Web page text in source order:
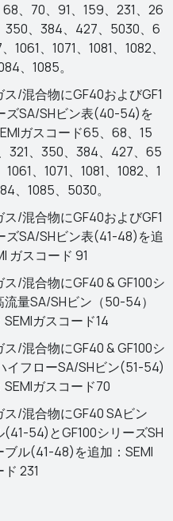
、70、91、159、231、26
350、384、427、5030、6
1061、1071、1081、1082、
、1085。
ス/混合物にGF40およびGF1
ズSA/SHビン表(40-54)を
ガスコード65、68、15
321、350、384、427、65
、1071、1081、1082、1
、1085、5030。
ス/混合物にGF40およびGF1
ズSA/SHビン表(41-48)を追
ガスコード 91
/混合物にGF40 & GF100シ
流量SA/SHビン（50-54）
SEMIガスコード14
/混合物にGF40 & GF100シ
イフローSA/SHビン(51-54)
SEMIガスコード70
ス/混合物にGF40 SAビン
(41-54)とGF100シリーズSH
ブル(41-48)を追加：SEMI
231